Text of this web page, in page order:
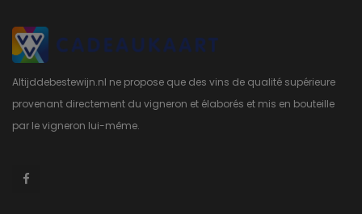
Altijddebestewijn.nl ne propose que des vins de qualité supérieure
provenant directement du vigneron et élaborés et mis en bouteille
par le vigneron lui-même.